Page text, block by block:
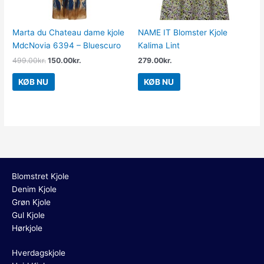
Marta du Chateau dame kjole
MdcNovia 6394 – Bluescuro
499.00kr. 150.00kr.
KØB NU
NAME IT Blomster Kjole
Kalima Lint
279.00kr.
KØB NU
Blomstret Kjole
Denim Kjole
Grøn Kjole
Gul Kjole
Hørkjole
Hverdagskjole